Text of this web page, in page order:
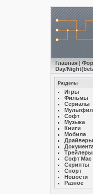
Главная|
Day/Night
Разделы
Игры
Фильмы
Сериалы
Софт
Музыкa
Книги
Мобила
Драйверы
Софт Mac
Скрипты
Спорт
Новости
Разное